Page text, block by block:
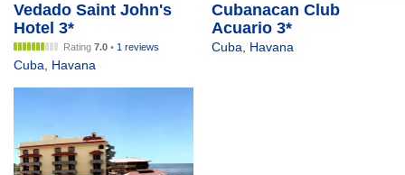
Vedado Saint John's
Hotel 3*
Rating 7.0 • 1 reviews
Cuba, Havana
Cubanacan Club
Acuario 3*
Cuba, Havana